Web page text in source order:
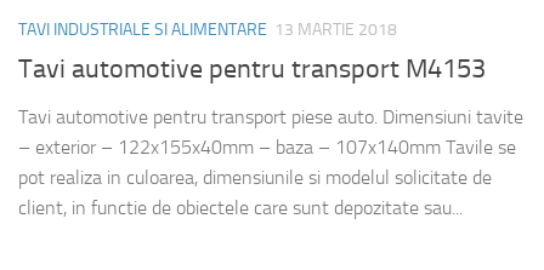
TAVI INDUSTRIALE SI ALIMENTARE 13 MARTIE 2018
Tavi automotive pentru transport M4153
Tavi automotive pentru transport piese auto. Dimensiuni tavite
– exterior – 122x155x40mm – baza – 107x140mm Tavile se
pot realiza in culoarea, dimensiunile si modelul solicitate de
client, in functie de obiectele care sunt depozitate sau...